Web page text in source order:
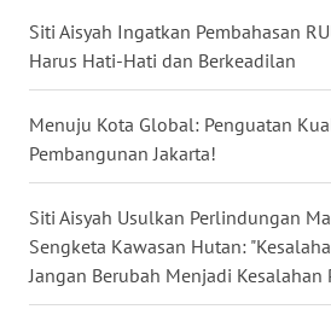
Siti Aisyah Ingatkan Pembahasan
Harus Hati-Hati dan Berkeadilan
Menuju Kota Global: Penguatan
Pembangunan Jakarta!
Siti Aisyah Usulkan Perlindungan
Sengketa Kawasan Hutan:
Jangan Berubah Menjadi Kesalahan
WN
DANAU
TOBA
WN
NIAS
WN